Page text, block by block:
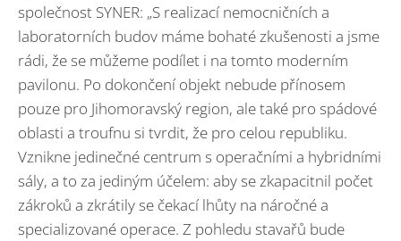
společnost SYNER: „S realizací nemocničních a
laboratorních budov máme bohaté zkušenosti a jsme
rádi, že se můžeme podílet i na tomto moderním
pavilonu. Po dokončení objekt nebude přínosem
pouze pro Jihomoravský region, ale také pro spádové
oblasti a troufnu si tvrdit, že pro celou republiku.
Vznikne jedinečné centrum s operačními a hybridními
sály, a to za jediným účelem: aby se zkapacitnil počet
zákroků a zkrátily se čekací lhůty na náročné a
specializované operace. Z pohledu stavařů bude